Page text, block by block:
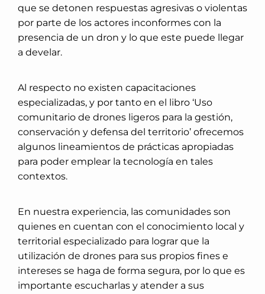
que se detonen respuestas agresivas o violentas
por parte de los actores inconformes con la
presencia de un dron y lo que este puede llegar
a develar.
Al respecto no existen capacitaciones
especializadas, y por tanto en el libro ‘Uso
comunitario de drones ligeros para la gestión,
conservación y defensa del territorio’ ofrecemos
algunos lineamientos de prácticas apropiadas
para poder emplear la tecnología en tales
contextos.
En nuestra experiencia, las comunidades son
quienes en cuentan con el conocimiento local y
territorial especializado para lograr que la
utilización de drones para sus propios fines e
intereses se haga de forma segura, por lo que es
importante escucharlas y atender a sus